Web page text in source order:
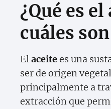
¿Qué es
cuáles
Elaceitees una
ser de origen
principalmente a
extracción que